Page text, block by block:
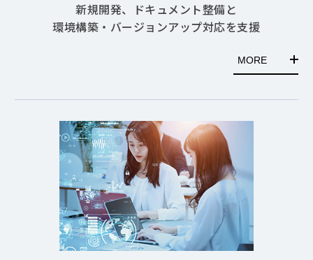
新規開発、ドキュメント整備と
環境構築・バージョンアップ対応を支援
MORE